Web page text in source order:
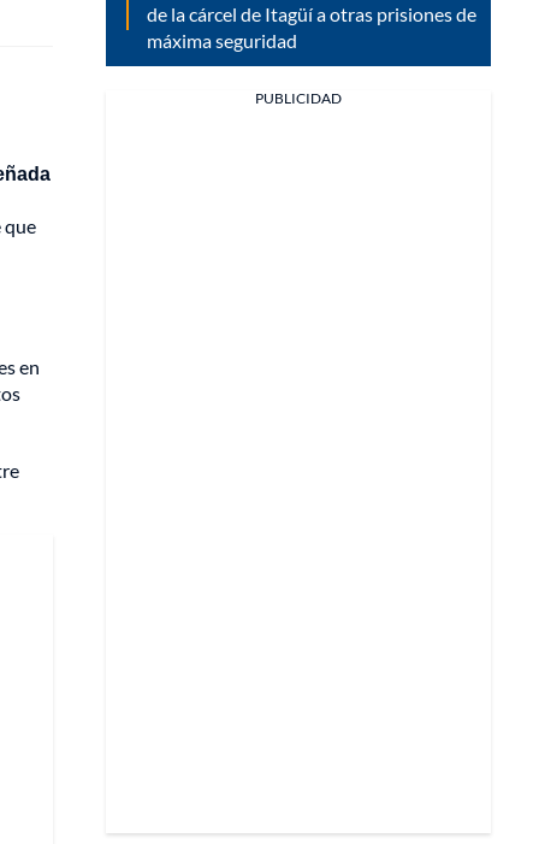
que
en
de la cárcel de Itagüí a otras prisiones de
máxima seguridad
PUBLICIDAD